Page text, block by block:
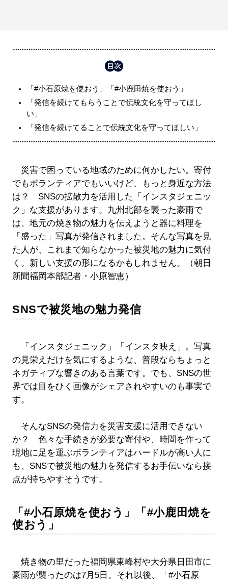
「#小石原焼を使おう」「#小鹿田焼を使おう」
「発信を続けてもらうことで伝統文化を守ってほし
い」
「発信を続けてることで伝統文化を守ってほしい」
災害で困っている地域のために何かしたい。寄付
でもボランティアでもいいけど、もっと身近な方法
は？ SNSの拡散力を活用した「インスタジェニッ
ク」な支援があります。九州北部を襲った豪雨で
は、地元の焼き物の魅力を伝えようと器に料理を
「盛った」写真が発信されました。そんな写真を見
た人が、これまで知らなかった被災地の魅力に気付
く。新しい支援の形になるかもしれません。（朝日
新聞福岡本部記者・小原智恵）
SNSで被災地の魅力発信
「インスタジェニック」「インスタ映え」。写真
の見栄えだけを気にするような、普段ならちょっと
ネガティブな響きのある言葉です。でも、SNSの世
界では目をひく画像がシェアされやすいのも事実で
す。
そんなSNSの発信力を災害支援に活用できない
か？ 色々な手続きが必要な寄付や、時間を作って
現地に足を運ぶボランティアはハードルが高い人に
も、SNSで被災地の魅力を発信するお手伝いなら接
点が持ちやすそうです。
「#小石原焼を使おう」「#小鹿田焼を
使おう」
焼き物の里だった福岡県東峰村や大分県日田市に
豪雨が襲ったのは7月5日。それ以後、「#小石原